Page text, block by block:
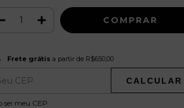
para o CEP: ALTERAR CEP
Frete grátis a partir de R$650,00
CALCULAR
sei meu CEP